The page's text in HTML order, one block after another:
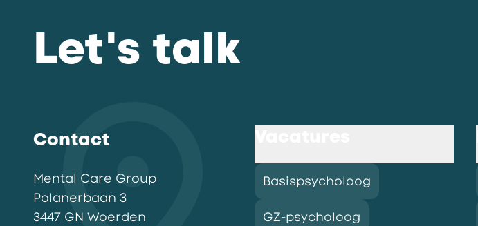
Let's talk
Contact
Mental Care Group
Polanerbaan 3
3447 GN Woerden
Basispsycholoog
GZ-psycholoog